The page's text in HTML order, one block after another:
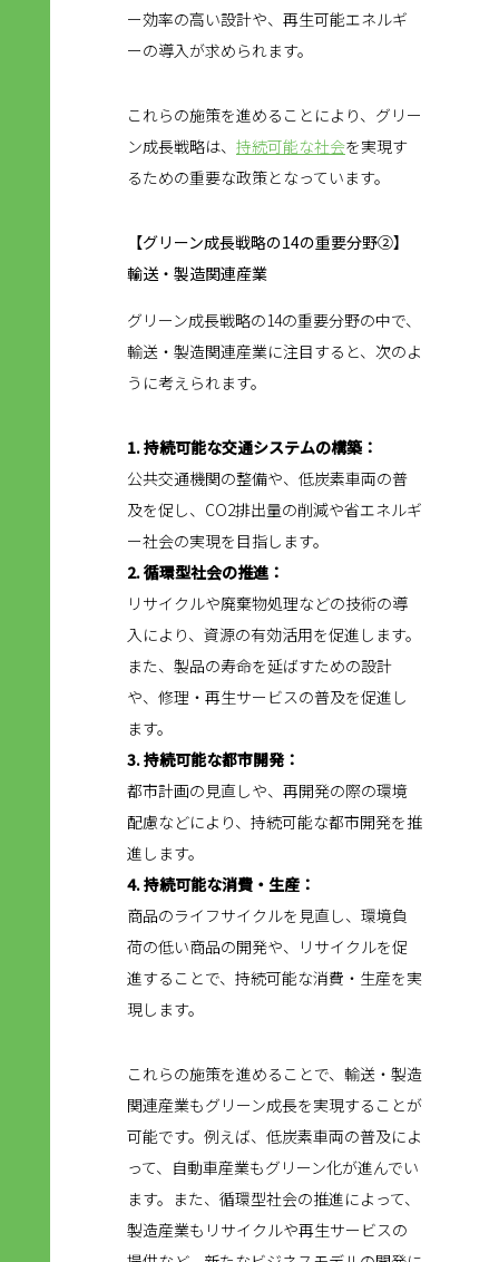
ー効率の高い設計や、再生可能エネルギ
ーの導入が求められます。
これらの施策を進めることにより、グリー
ン成長戦略は、 持続可能な社会を実現す
るための重要な政策となっています。
【グリーン成長戦略の14の重要分野②】
輸送・製造関連産業
グリーン成長戦略の14の重要分野の中で、
輸送・製造関連産業に注目すると、次のよ
うに考えられます。
1. 持続可能な交通システムの構築：
公共交通機関の整備や、低炭素車両の普
及を促し、CO2排出量の削減や省エネルギ
ー社会の実現を目指します。
2. 循環型社会の推進：
リサイクルや廃棄物処理などの技術の導
入により、資源の有効活用を促進します。
また、製品の寿命を延ばすための設計
や、修理・再生サービスの普及を促進し
ます。
3. 持続可能な都市開発：
都市計画の見直しや、再開発の際の環境
配慮などにより、持続可能な都市開発を推
進します。
4. 持続可能な消費・生産：
商品のライフサイクルを見直し、環境負
荷の低い商品の開発や、リサイクルを促
進することで、持続可能な消費・生産を実
現します。
これらの施策を進めることで、輸送・製造
関連産業もグリーン成長を実現することが
可能です。例えば、低炭素車両の普及によ
って、自動車産業もグリーン化が進んでい
ます。また、循環型社会の推進によって、
製造産業もリサイクルや再生サービスの